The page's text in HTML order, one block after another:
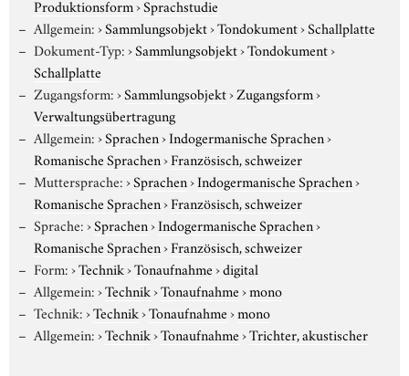
Produktionsform›Sprachstudie
Allgemein:›Sammlungsobjekt›Tondokument›Schallplatte
Dokument-Typ:›Sammlungsobjekt›Tondokument›
Schallplatte
Zugangsform:›Sammlungsobjekt›Zugangsform›
Verwaltungsübertragung
Allgemein:›Sprachen›Indogermanische Sprachen›
Romanische Sprachen›Französisch, schweizer
Muttersprache:›Sprachen›Indogermanische Sprachen›
Romanische Sprachen›Französisch, schweizer
Sprache:›Sprachen›Indogermanische Sprachen›
Romanische Sprachen›Französisch, schweizer
Form:›Technik›Tonaufnahme›digital
Allgemein:›Technik›Tonaufnahme›mono
Technik:›Technik›Tonaufnahme›mono
Allgemein:›Technik›Tonaufnahme›Trichter, akustischer